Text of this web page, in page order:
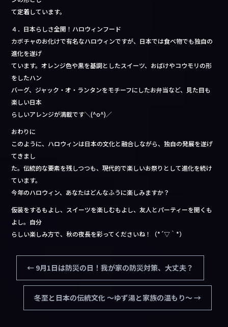
て定着しています。
４．日本らしさ全開！ハロウィンフード
カボチャのお化けで有名なハロウィンですが、日本では食べ物でも独自の
進化を遂げ
ています。オレンジ色や黒を基調としたスイーツ、おばけやコウモリの形
をしたハン
バーグ、ジャック・オ・ランタンをモチーフにしたお弁当など、見た目も
楽しい日本
らしいアレンジが満載です＼(^o^)／
おわりに
このように、ハロウィンは日本の文化と融合しながら、独自の発展を遂げ
てきまし
た。伝統的な要素を残しつつも、現代的で楽しいお祭りとして進化を続け
ています。
今年のハロウィン、あなたはどんなふうに楽しみますか？
仮装をするもよし、スイーツを楽しむもよし、友人とパーティーを開くも
よし。自分
らしい楽しみ方で、秋の夜長を彩ってくださいね！（*´▽｀*）
← 9月1日は防災の日！我が家の防災対策、大丈夫？
冬至と日本の伝統文化 〜ゆず湯と家族の温もり〜→